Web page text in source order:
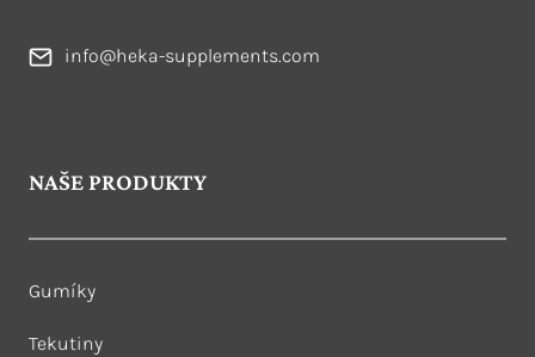
info@heka-supplements.com
NAŠE PRODUKTY
Gumíky
Tekutiny